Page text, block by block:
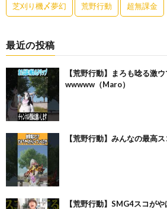
芝刈り機〆夢幻 荒野行動 超無課金
最近の投稿
【荒野行動】まろも唸る激
wwwww（Maro）
【荒野行動】みんなの最高
【荒野行動】SMG4スコが